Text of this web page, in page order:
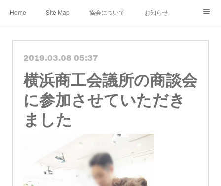
Home Site Map 協会について お知らせ
ショップ&ギャラリー Instagram
教室 認定講師 ブログ 規約
2019.03.08 05:37
横浜商工会議所の商談会
に参加させていただき
ました